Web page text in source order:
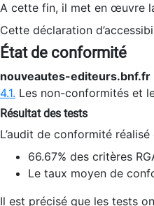
A cette fin, il met en œuvre
Cette déclaration
État de conformité
nouveautes-editeurs.bnf.fr
4.1. Les non-conformités et
Résultat des tests
L’audit de conformité
66.67% des critères
Le taux moyen de
Il est précisé que les tests